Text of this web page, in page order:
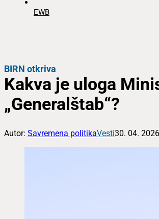
EWB
BIRN otkriva
Kakva je uloga
„Generalštab“?
Autor: Savremena politikaVesti30. 04.